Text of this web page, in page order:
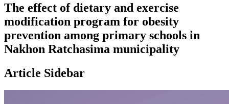
The effect of dietary and exercise
modification program for obesity
prevention among primary schools in
Nakhon Ratchasima municipality
Article Sidebar